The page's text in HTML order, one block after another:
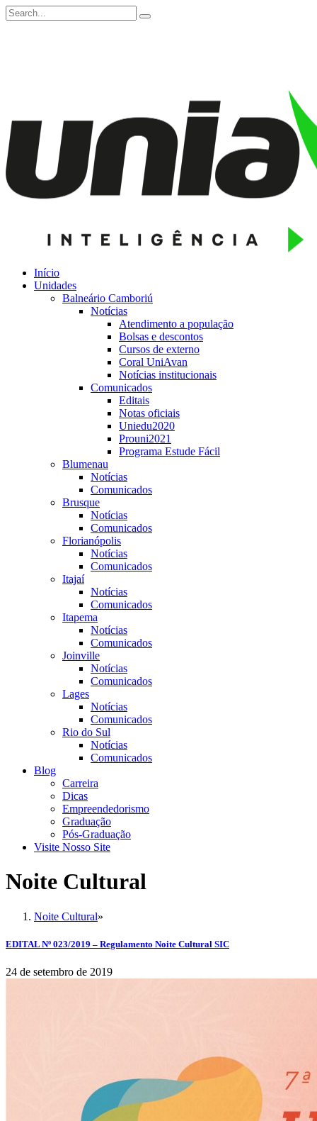
Início
Unidades
Balneário Camboriú
Notícias
Atendimento a população
Bolsas e descontos
Cursos de externo
Coral UniAvan
Notícias institucionais
Comunicados
Editais
Notas oficiais
Uniedu2020
Prouni2021
Programa Estude Fácil
Blumenau
Notícias
Comunicados
Brusque
Notícias
Comunicados
Florianópolis
Notícias
Comunicados
Itajaí
Notícias
Comunicados
Itapema
Notícias
Comunicados
Joinville
Notícias
Comunicados
Lages
Notícias
Comunicados
Rio do Sul
Notícias
Comunicados
Blog
Carreira
Dicas
Empreendedorismo
Graduação
Pós-Graduação
Visite Nosso Site
Noite Cultural
Noite Cultural»
EDITAL Nº 023/2019 – Regulamento Noite Cultural SIC
24 de setembro de 2019